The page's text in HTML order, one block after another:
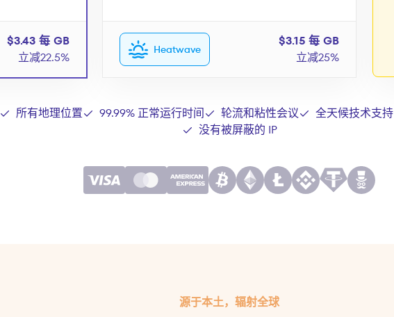
$3.43 每 GB
立减22.5%
Heatwave
$3.15 每 GB
立减25%
所有地理位置 99.99% 正常运行时间 轮流和粘性会议 全天候技术支持
没有被屏蔽的 IP
源于本土，辐射全球